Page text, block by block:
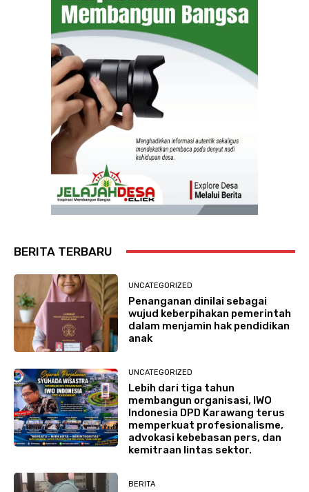
BERITA TERBARU
UNCATEGORIZED
Penanganan dinilai sebagai
wujud keberpihakan pemerintah
dalam menjamin hak pendidikan
anak
UNCATEGORIZED
Lebih dari tiga tahun
membangun organisasi, IWO
Indonesia DPD Karawang terus
memperkuat profesionalisme,
advokasi kebebasan pers, dan
kemitraan lintas sektor.
BERITA